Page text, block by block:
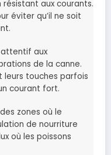
aux courants.
éviter qu’il ne soit
attentif aux
de la canne.
leurs touches parfois
courant fort.
zones où le
de nourriture
où les poissons